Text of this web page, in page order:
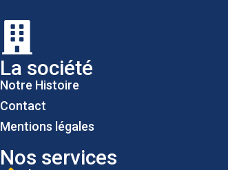
La société
Notre Histoire
Contact
Mentions légales
Nos services